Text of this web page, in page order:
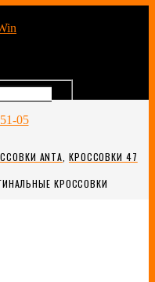
05
ANTA КРОССОВКИ 47
КРОССОВКИ